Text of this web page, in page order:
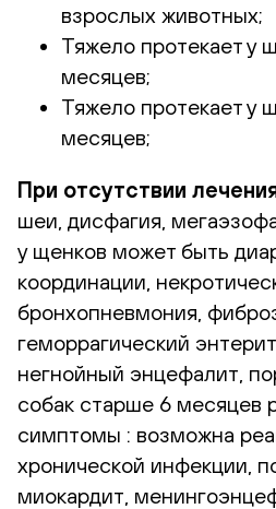
взрослых животных;
Тяжело протекает у
месяцев;
Тяжело протекает у
месяцев;
При отсутствии
шеи, дисфагия,
у щенков может быть
координации,
бронхопневмония,
геморрагический
негнойный энцефалит,
собак старше 6 месяцев
симптомы : возможна
хронической инфекции,
миокардит,